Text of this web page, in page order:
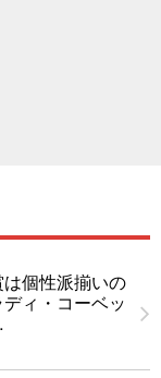
個性派揃いの
ィ・コーベッ